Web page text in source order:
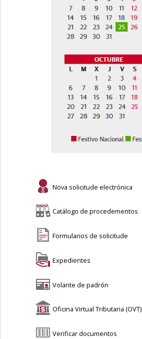
Nova solicitude electrónica
Catálogo de procedementos
Formularios de solicitude
Expedientes
Volante de padrón
Oficina Virtual Tributaria (OVT)
Verificar documentos